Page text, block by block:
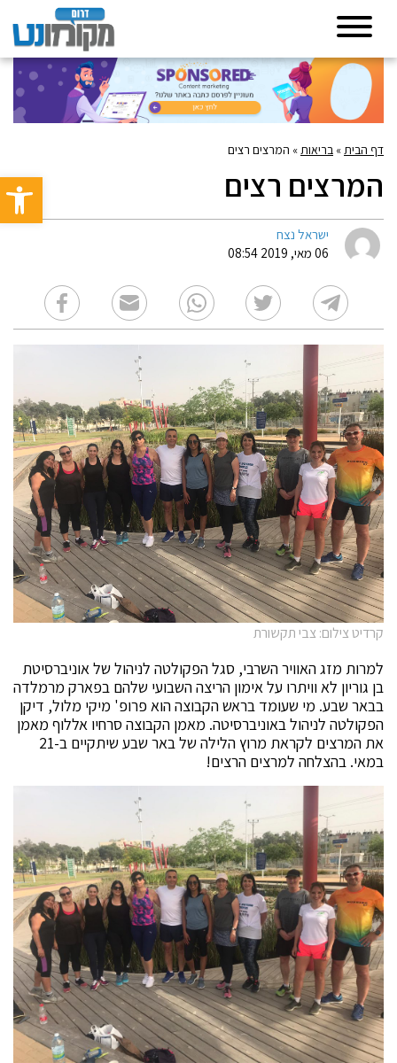
פתח
דף הבית» בריאות» המרצים רצים
המרצים רצים
ישראל נצח
06 מאי, 2019 08:54
קרדיט צילום: צבי תקשורת
למרות מזג האוויר השרבי, סגל הפקולטה לניהול של אוניברסיטת
בן גוריון לא וויתרו על אימון הריצה השבועי שלהם בפארק מרמלדה
בבאר שבע. מי שעומד בראש הקבוצה הוא פרופ' מיקי מלול, דיקן
הפקולטה לניהול באוניברסיטה. מאמן הקבוצה סרחיו אללוף מאמן
את המרצים לקראת מרוץ הלילה של באר שבע שיתקיים ב-21
במאי. בהצלחה למרצים הרצים!